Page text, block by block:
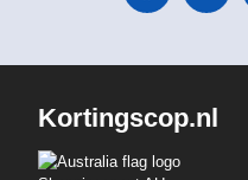
Kortingscop.nl